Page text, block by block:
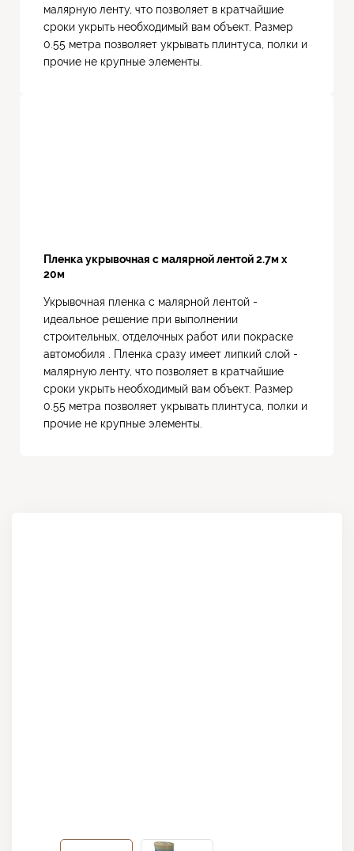
малярную ленту, что позволяет в кратчайшие
сроки укрыть необходимый вам объект. Размер
0.55 метра позволяет укрывать плинтуса, полки и
прочие не крупные элементы.
Пленка укрывочная с малярной лентой 2.7м х
20м
Укрывочная пленка с малярной лентой -
идеальное решение при выполнении
строительных, отделочных работ или покраске
автомобиля . Пленка сразу имеет липкий слой -
малярную ленту, что позволяет в кратчайшие
сроки укрыть необходимый вам объект. Размер
0.55 метра позволяет укрывать плинтуса, полки и
прочие не крупные элементы.